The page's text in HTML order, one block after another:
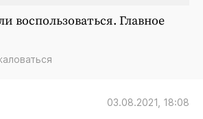
воспользоваться. Главное
03.08.2021, 18:08